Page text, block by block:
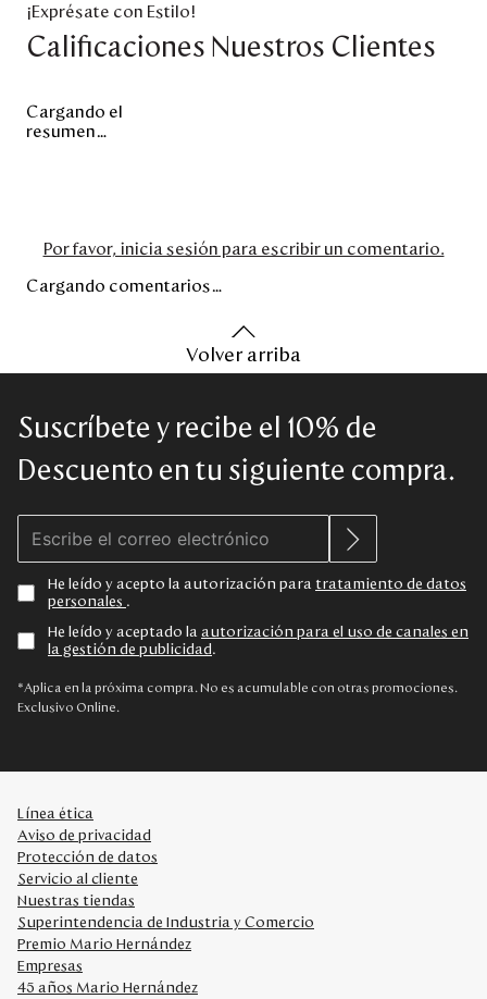
¡Exprésate con Estilo!
Calificaciones Nuestros Clientes
Cargando el
resumen…
Por favor, inicia sesión para escribir un comentario.
Cargando comentarios…
Volver arriba
Suscríbete y recibe el 10% de
Descuento en tu siguiente compra.
He leído y acepto la autorización para tratamiento de datos
personales .
He leído y aceptado la autorización para el uso de canales en
la gestión de publicidad .
*Aplica en la próxima compra. No es acumulable con otras promociones.
Exclusivo Online.
Línea ética
Aviso de privacidad
Protección de datos
Servicio al cliente
Nuestras tiendas
Superintendencia de Industria y Comercio
Premio Mario Hernández
Empresas
45 años Mario Hernández